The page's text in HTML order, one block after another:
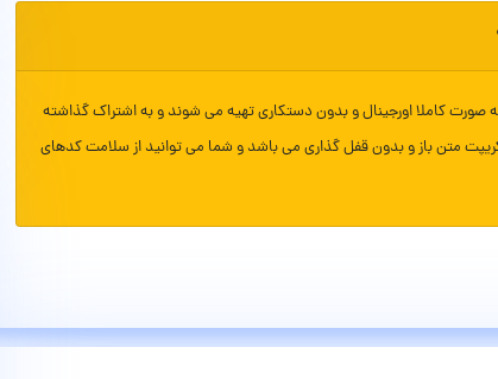
صورت کاملا اورجینال و بدون دستکاری تهیه می شوند و به اشتراک گذاشته
متن باز و بدون قفل گذاری می باشد و شما می توانید از سلامت کدهای